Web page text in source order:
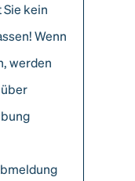
Sie kein
Wenn
werden